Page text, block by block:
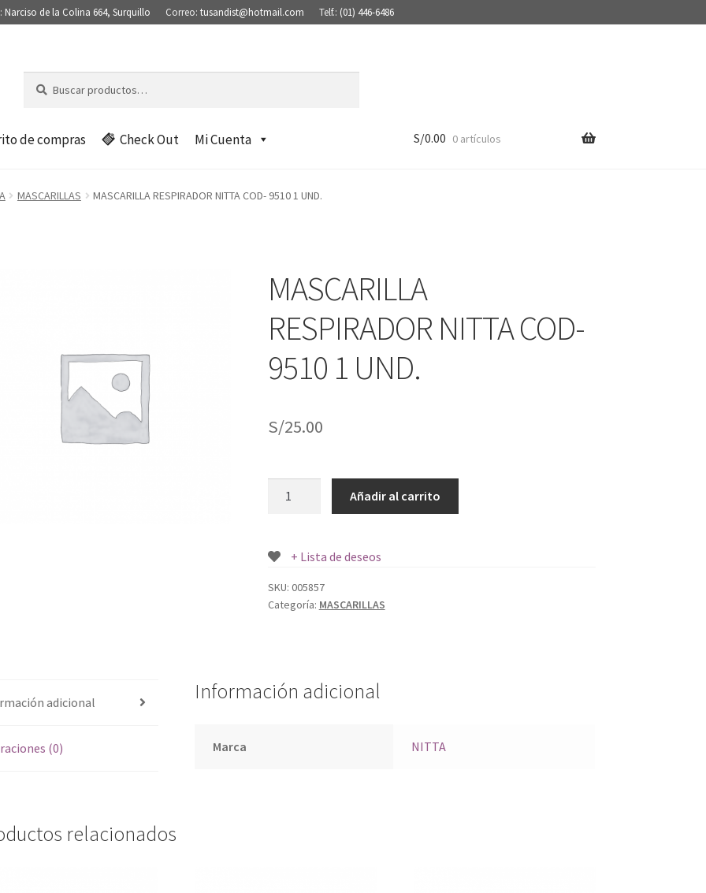
Narciso de la Colina 664, Surquillo Correo: tusandist@hotmail.com Telf.: (01) 446-6486
por:
c
a
de compras Check Out Mi Cuenta S/0.00 0 artículos
MASCARILLAS MASCARILLA RESPIRADOR NITTA COD- 9510 1 UND.
MASCARILLA
RESPIRADOR NITTA COD-
9510 1 UND.
S/25.00
9510
1
UND.
Añadir al carrito
+ Lista de deseos
SKU: 005857
Categoría: MASCARILLAS
adicional
(0)
Información adicional
Marca NITTA
relacionados